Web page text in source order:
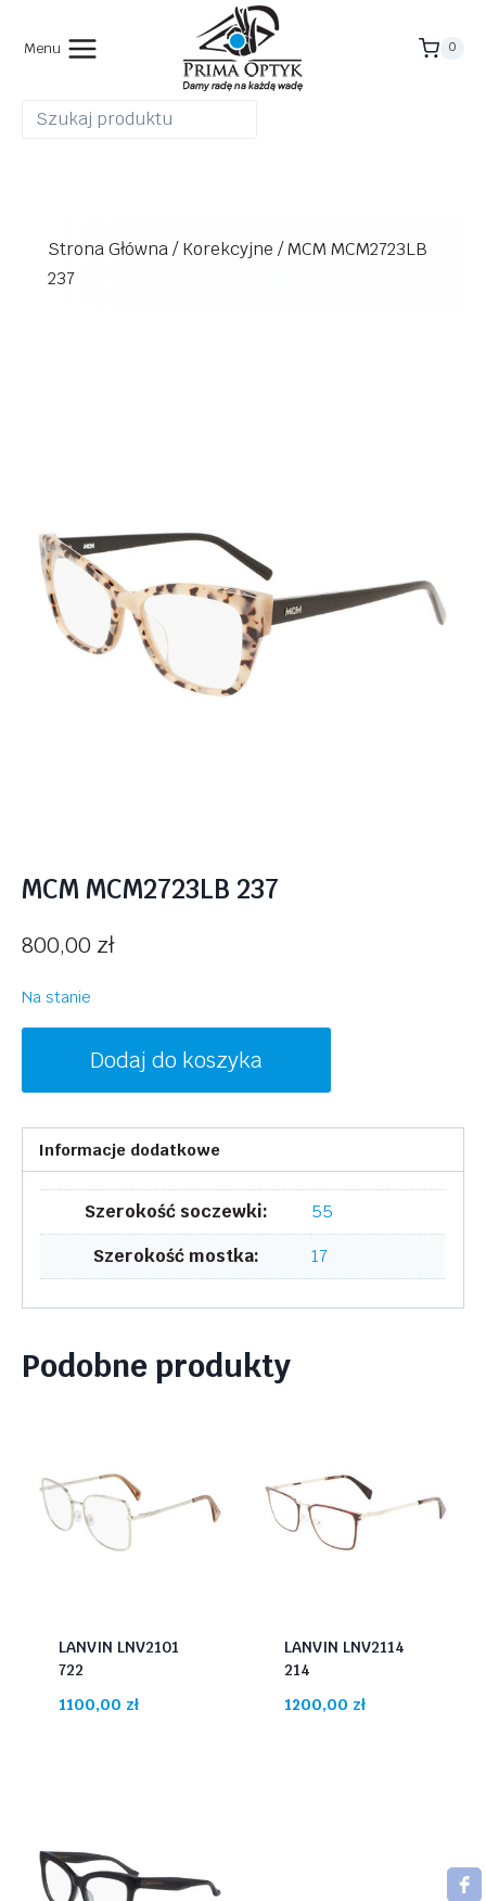
Menu 0
Strona Główna/Korekcyjne /MCM MCM2723LB
237
MCM MCM2723LB 237
800,00 zł
Na stanie
MCM2723LB
237
Dodaj do koszyka
Informacje dodatkowe
Szerokość soczewki:
55
Szerokość mostka:
17
Podobne produkty
LANVIN LNV2101
722
1100,00 zł
LANVIN LNV2114
214
1200,00 zł